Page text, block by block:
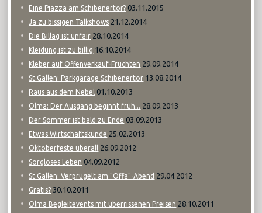
Eine Piazza am Schibenertor? 03.11.2015
Ja zu bissigen Talkshows 21.12.2014
Die Billag ist unfair 28.10.2014
Kleidung ist zu billig 16.10.2014
Kleber auf Offenverkauf-Früchten 29.09.2014
St.Gallen: Parkgarage Schibenertor 13.08.2014
Raus aus dem Nebel 01.10.2013
Olma: Der Ausgang beginnt früh... 28.09.2013
Der Sommer ist bald zu Ende 03.09.2013
Etwas Wirtschaftskunde 25.02.2013
Oktoberfeste überall 26.09.2012
Sorgloses Leben 04.09.2012
St.Gallen: Verprügelt am "Offa"-Abend 29.04.2012
Gratis? 30.10.2011
Olma Begleitevents mit überrissenen Preisen 28.10.2011